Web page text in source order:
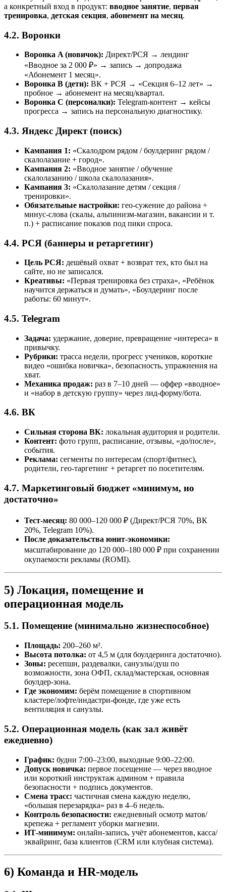
а конкретный вход в продукт: вводное занятие, первая
тренировка, детская секция, абонемент на месяц.
4.2. Воронки
Воронка A (новичок): Директ/РСЯ → лендинг
«Вводное за 2 000 ₽» → запись → допродажа
«Абонемент 1 месяц».
Воронка B (дети): ВК + РСЯ → «Секция 6–12 лет» →
пробное → абонемент на месяц/квартал.
Воронка C (персоналки): Telegram-контент → кейсы
прогресса → запись на персональную диагностику.
4.3. Яндекс Директ (поиск)
Кампания 1: «Скалодром рядом / боулдеринг рядом /
скалолазание + город».
Кампания 2: «Вводное занятие / обучение
скалолазанию / школа скалолазания».
Кампания 3: «Скалолазание детям / секция /
тренировки».
Обязательные настройки: гео-сужение до района +
минус-слова (скалы, альпинизм-магазин, вакансии и т.
п.) + расписание показов под пики спроса.
4.4. РСЯ (баннеры и ретаргетинг)
Цель РСЯ: дешёвый охват + возврат тех, кто был на
сайте, но не записался.
Креативы: «Первая тренировка без страха», «Ребёнок
научится держаться и думать», «Боулдеринг после
работы: 60 минут».
4.5. Telegram
Задача: удержание, доверие, превращение «интереса» в
привычку.
Рубрики: трасса недели, прогресс учеников, короткие
видео «ошибка новичка», безопасность, упражнения на
хват.
Механика продаж: раз в 7–10 дней — оффер «вводное»
и «набор в детскую группу» через лид-форму/бота.
4.6. ВК
Сильная сторона ВК: локальная аудитория и родители.
Контент: фото групп, расписание, отзывы, «до/после»,
события.
Реклама: сегменты по интересам (спорт/фитнес),
родители, гео-таргетинг + ретаргет по посетителям.
4.7. Маркетинговый бюджет «минимум, но
достаточно»
Тест-месяц: 80 000–120 000 ₽ (Директ/РСЯ 70%, ВК
20%, Telegram 10%).
После доказательства юнит-экономики:
масштабирование до 120 000–180 000 ₽ при сохранении
окупаемости рекламы (ROMI).
5) Локация, помещение и
операционная модель
5.1. Помещение (минимально жизнеспособное)
Площадь: 200–260 м².
Высота потолка: от 4,5 м (для боулдеринга достаточно).
Зоны: ресепшн, раздевалки, санузлы/душ по
возможности, зона ОФП, склад/мастерская, основная
боулдер-зона.
Где экономим: берём помещение в спортивном
кластере/лофте/индастри-фонде, где уже есть
вентиляция и санузлы.
5.2. Операционная модель (как зал живёт
ежедневно)
График: будни 7:00–23:00, выходные 9:00–22:00.
Допуск новичка: первое посещение — через вводное
или короткий инструктаж админом + правила
безопасности + подпись документов.
Смена трасс: частичная смена каждую неделю,
«большая перезарядка» раз в 4–6 недель.
Контроль безопасности: ежедневный осмотр матов/
крепежа + регламент уборки магнезии.
ИТ-минимум: онлайн-запись, учёт абонементов, касса/
эквайринг, база клиентов (CRM или клубная система).
6) Команда и HR-модель